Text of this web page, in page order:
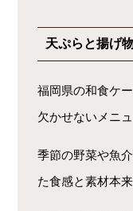
天ぷらと揚げ
福岡県の和食ケ
欠かせないメニュ
季節の野菜や魚
た食感と素材本